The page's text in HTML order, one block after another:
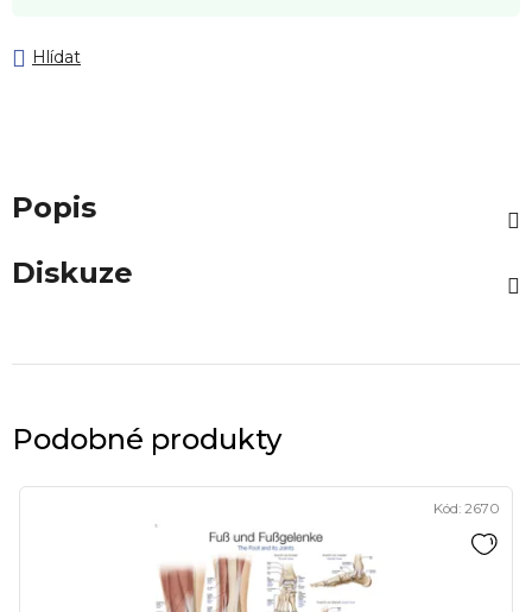
Hlídat
Popis
Diskuze
Podobné produkty
Kód: 2670